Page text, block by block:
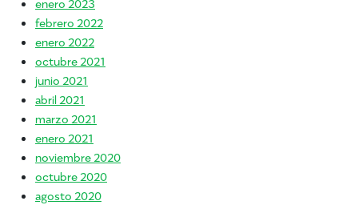
febrero 2022
enero 2022
octubre 2021
junio 2021
abril 2021
marzo 2021
enero 2021
noviembre 2020
octubre 2020
agosto 2020